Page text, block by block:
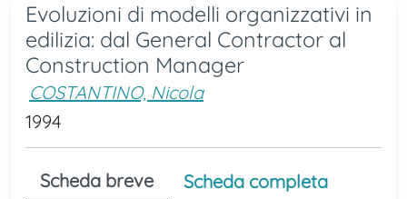
Evoluzioni di modelli organizzativi in
edilizia: dal General Contractor al
Construction Manager
COSTANTINO, Nicola
1994
Scheda breve
Scheda completa